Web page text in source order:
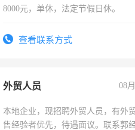
8000元，单休，法定节假日休。
查看联系方式
外贸人员 08
本地企业，现招聘外贸人员，有外
售经验者优先，待遇面议。联系郭